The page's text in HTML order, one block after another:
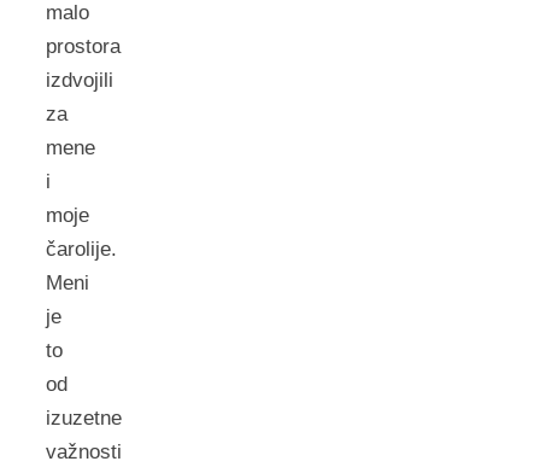
malo
prostora
izdvojili
za
mene
i
moje
čarolije.
Meni
je
to
od
izuzetne
važnosti